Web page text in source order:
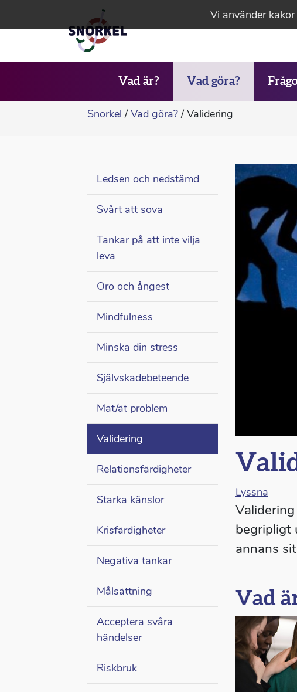
Vi använder
Vad är? Vad göra?
Snorkel / Vad göra? /Validering
Ledsen och nedstämd
Svårt att sova
Tankar på att inte vilja
leva
Oro och ångest
Mindfulness
Minska din stress
Självskadebeteende
Mat/ät problem
Validering
Relationsfärdigheter
Starka känslor
Krisfärdigheter
Negativa tankar
Målsättning
Acceptera svåra
händelser
Riskbruk
Lyssna
begripligt
annans
Vad